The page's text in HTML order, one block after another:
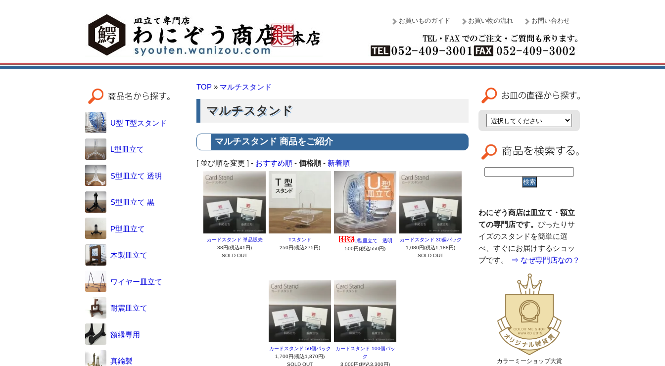
お買いものガイド お買い物の流れ お問い合わせ
TOP » マルチスタンド
マルチスタンド
マルチスタンド 商品をご紹介
[ 並び順を変更 ] - おすすめ順 - 価格順- 新着順
カードスタンド 単品販売
38円(税込41円)
SOLD OUT
Tスタンド
250円(税込275円)
U型皿立て 透明
500円(税込550円)
カードスタンド 30個パック
1,080円(税込1,188円)
SOLD OUT
カードスタンド 50個パック
1,700円(税込1,870円)
SOLD OUT
カードスタンド 100個パッ
ク
3,000円(税込3,300円)
U型 T型スタンド
L型皿立て
S型皿立て 透明
S型皿立て 黒
P型皿立て
木製皿立て
ワイヤー皿立て
耐震皿立て
額縁専用
真鍮製
わにぞう商店は皿立て・額立
ての専門店です。 ぴったりサ
イズのスタンドを簡単に選
べ、すぐにお届けするショッ
プです。
⇒ なぜ専門店なの？
カラーミーショップ大賞